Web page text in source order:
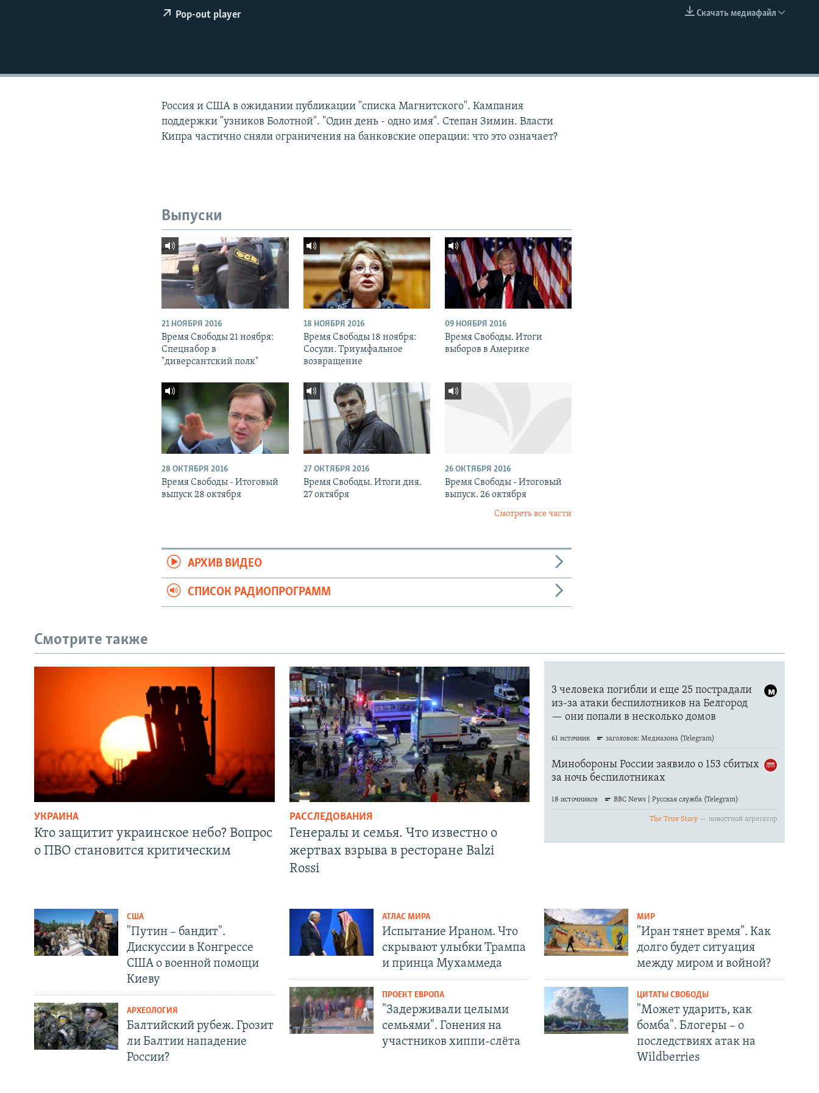
EMBED
Скачать медиафайл
Pop-out player
Россия и США в ожидании публикации "списка Магнитского". Кампания
поддержки "узников Болотной". "Один день - одно имя". Степан Зимин. Власти
Кипра частично сняли ограничения на банковские операции: что это означает?
Выпуски
21 НОЯБРЯ 2016
Время Свободы 21 ноября:
Спецнабор в
"диверсантский полк"
18 НОЯБРЯ 2016
Время Свободы 18 ноября:
Сосули. Триумфальное
возвращение
09 НОЯБРЯ 2016
Время Свободы. Итоги
выборов в Америке
28 ОКТЯБРЯ 2016
Время Свободы - Итоговый
выпуск 28 октября
27 ОКТЯБРЯ 2016
Время Свободы. Итоги дня.
27 октября
26 ОКТЯБРЯ 2016
Время Свободы - Итоговый
выпуск. 26 октября
Смотреть все части
АРХИВ ВИДЕО
СПИСОК РАДИОПРОГРАММ
Смотрите также
УКРАИНА
Кто защитит украинское небо? Вопрос
о ПВО становится критическим
РАССЛЕДОВАНИЯ
Генералы и семья. Что известно о
жертвах взрыва в ресторане Balzi
Rossi
США
"Путин – бандит".
Дискуссии в Конгрессе
США о военной помощи
Киеву
АРХЕОЛОГИЯ
Балтийский рубеж. Грозит
ли Балтии нападение
России?
АТЛАС МИРА
Испытание Ираном. Что
скрывают улыбки Трампа
и принца Мухаммеда
ПРОЕКТ ЕВРОПА
"Задерживали целыми
семьями". Гонения на
участников хиппи-слёта
МИР
"Иран тянет время". Как
долго будет ситуация
между миром и войной?
ЦИТАТЫ СВОБОДЫ
"Может ударить, как
бомба". Блогеры – о
последствиях атак на
Wildberries